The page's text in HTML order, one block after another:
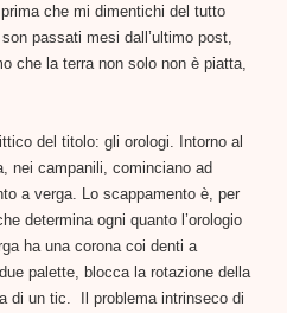
che mi dimentichi del tutto
passati mesi dall’ultimo post,
che la terra non solo non è piatta,
del titolo: gli orologi. Intorno al
nei campanili, cominciano ad
a verga. Lo scappamento è, per
determina ogni quanto l’orologio
ha una corona coi denti a
palette, blocca la rotazione della
di un tic. Il problema intrinseco di